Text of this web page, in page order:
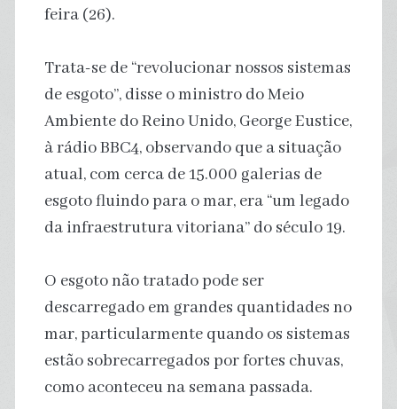
feira (26).
Trata-se de “revolucionar nossos sistemas
de esgoto”, disse o ministro do Meio
Ambiente do Reino Unido, George Eustice,
à rádio BBC4, observando que a situação
atual, com cerca de 15.000 galerias de
esgoto fluindo para o mar, era “um legado
da infraestrutura vitoriana” do século 19.
O esgoto não tratado pode ser
descarregado em grandes quantidades no
mar, particularmente quando os sistemas
estão sobrecarregados por fortes chuvas,
como aconteceu na semana passada.